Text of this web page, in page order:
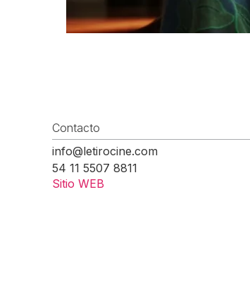
Contacto
info@letirocine.com
54 11 5507 8811
Sitio WEB